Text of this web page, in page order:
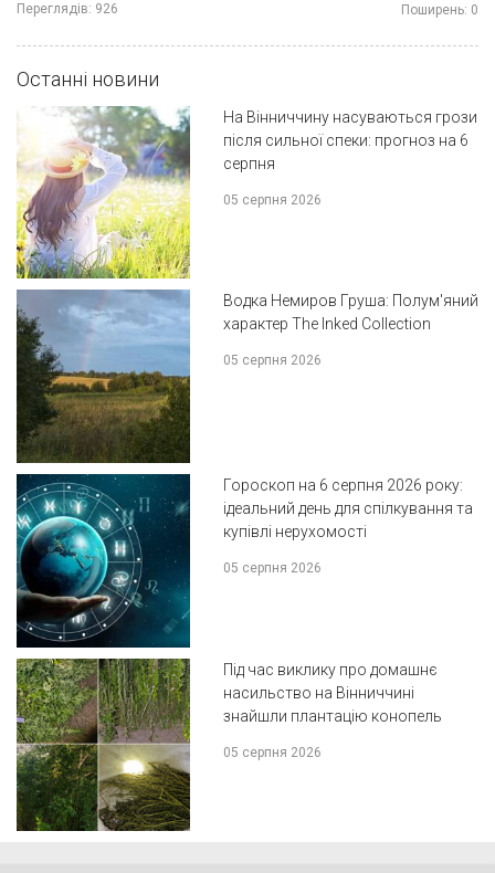
Переглядів: 926 Поширень: 0
Останні новини
На Вінниччину насуваються грози
після сильної спеки: прогноз на 6
серпня
05 серпня 2026
Водка Немиров Груша: Полум'яний
характер The Inked Collection
05 серпня 2026
Гороскоп на 6 серпня 2026 року:
ідеальний день для спілкування та
купівлі нерухомості
05 серпня 2026
Під час виклику про домашнє
насильство на Вінниччині
знайшли плантацію конопель
05 серпня 2026